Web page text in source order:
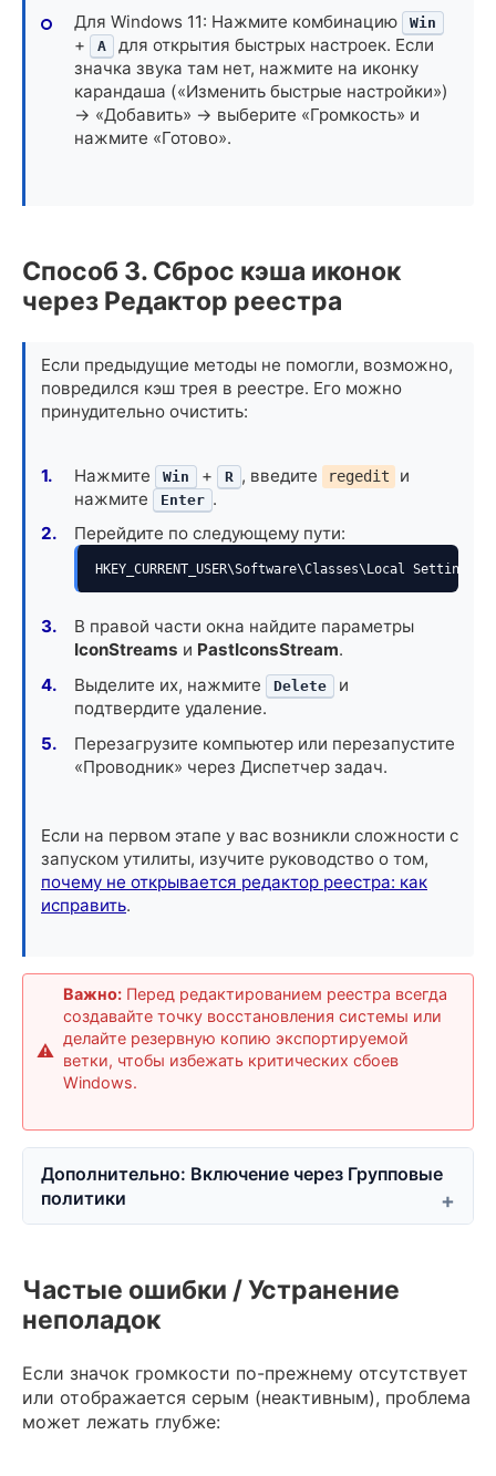
Для Windows 11: Нажмите комбинацию Win
+ A
для открытия быстрых настроек. Если
значка звука там нет, нажмите на иконку
карандаша («Изменить быстрые настройки»)
-> «Добавить» -> выберите «Громкость» и
нажмите «Готово».
Способ 3. Сброс кэша иконок
через Редактор реестра
Если предыдущие методы не помогли, возможно,
повредился кэш трея в реестре. Его можно
принудительно очистить:
Нажмите Win + R , введите regedit
и
нажмите
Enter .
Перейдите по следующему пути:
HKEY_CURRENT_USER\Software\Classes\Local
В правой части окна найдите параметры
IconStreams и PastIconsStream.
Выделите их, нажмите
Delete
и
подтвердите удаление.
Перезагрузите компьютер или перезапустите
«Проводник» через Диспетчер задач.
Если на первом этапе у вас возникли сложности с
запуском утилиты, изучите руководство о том,
почему не открывается редактор реестра: как
исправить.
Важно: Перед редактированием реестра всегда
создавайте точку восстановления системы или
делайте резервную копию экспортируемой
ветки, чтобы избежать критических сбоев
Windows.
Дополнительно: Включение через Групповые
политики
Частые ошибки / Устранение
неполадок
Если значок громкости по-прежнему отсутствует
или отображается серым (неактивным), проблема
может лежать глубже: